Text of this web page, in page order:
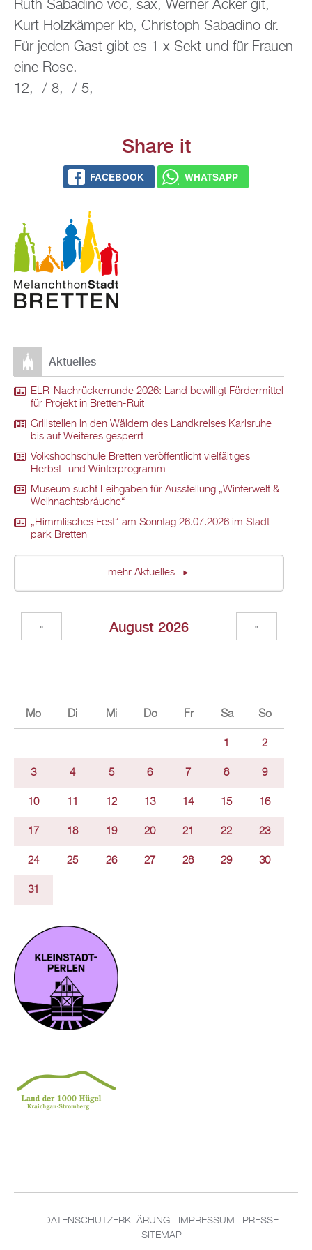
Ruth Sa­ba­di­no voc, sax, Wer­ner Acker git,
Kurt Holz­käm­per kb, Chris­toph Sa­ba­di­no dr.
Für jeden Gast gibt es 1 x Sekt und für Frau­en
eine Rose.
12,- / 8,- / 5,-
Share it
FACE­BOOK WHATS­APP
Ak­tu­el­les
ELR-Nach­rü­ck­er­run­de 2026: Land be­wil­ligt För­der­mit­tel
für Pro­jekt in Brett­en-Ruit
Grill­stel­len in den Wäl­dern des Land­krei­ses Karls­ru­he
bis auf Wei­te­res ge­sperrt
Volks­hoch­schu­le Brett­en ver­öf­fent­licht viel­fäl­ti­ges
Herbst- und Win­ter­pro­gramm
Mu­se­um sucht Leih­ga­ben für Aus­stel­lung „Win­ter­welt &
Weih­nachts­bräu­che“
„Himm­li­sches Fest“ am Sonn­tag 26.07.2026 im Stadt­
park Brett­en
mehr Ak­tu­el­les
Au­gust 2026
« »
Mo Di Mi Do Fr Sa So
1 2
3 4 5 6 7 8 9
10 11 12 13 14 15 16
17 18 19 20 21 22 23
24 25 26 27 28 29 30
31
DA­TEN­SCHUT­Z­ER­KLÄ­RUNG IM­PRES­SUM
PRES­SE
SITEMAP